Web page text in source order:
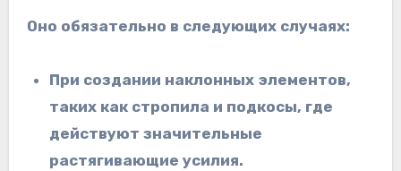
Оно обязательно в следующих случаях:
При создании наклонных элементов,
таких как стропила и подкосы, где
действуют значительные
растягивающие усилия.